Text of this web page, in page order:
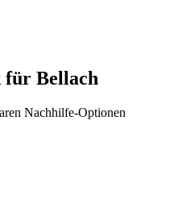
für Bellach
Nachhilfe-Optionen